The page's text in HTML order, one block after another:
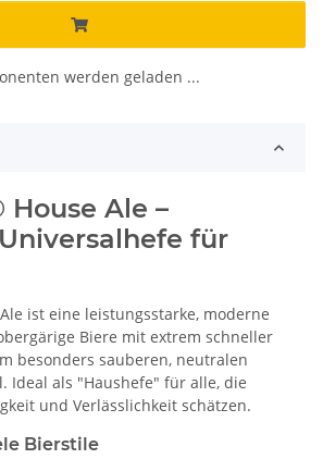
werden geladen ...
Ale –
für
ist eine leistungsstarke, moderne
Biere mit extrem schneller
besonders sauberen, neutralen
Ideal als "Haushefe" für alle, die
und Verlässlichkeit schätzen.
Bierstile